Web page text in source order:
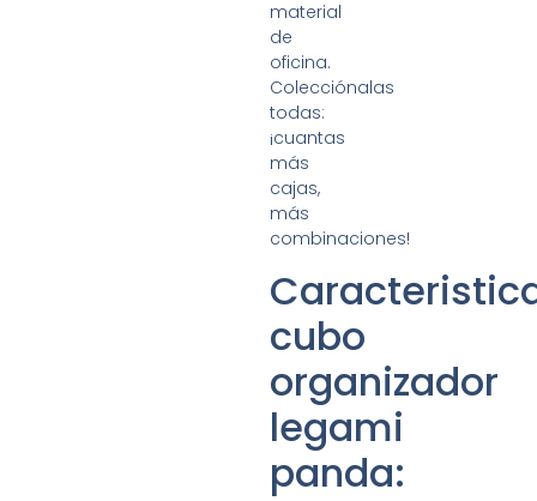
material
de
oficina.
Colecciónalas
todas:
¡cuantas
más
cajas,
más
combinaciones!
cubo
organizador
legami
panda: